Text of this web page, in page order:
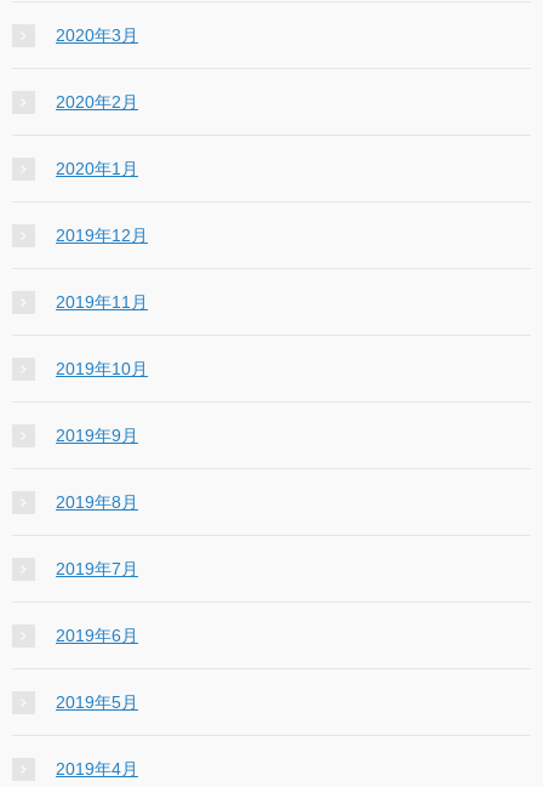
2020年3月
2020年2月
2020年1月
2019年12月
2019年11月
2019年10月
2019年9月
2019年8月
2019年7月
2019年6月
2019年5月
2019年4月